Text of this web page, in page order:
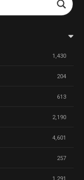
1,430
204
613
2,190
4,601
257